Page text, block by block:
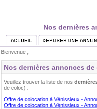
Nos dernières
Bienvenue ,
Nos dernières annonces
Veuillez trouver la liste de nos
de coloc) :
Offre de colocation à Vénissieux -
Offre de colocation à Vénissieux -